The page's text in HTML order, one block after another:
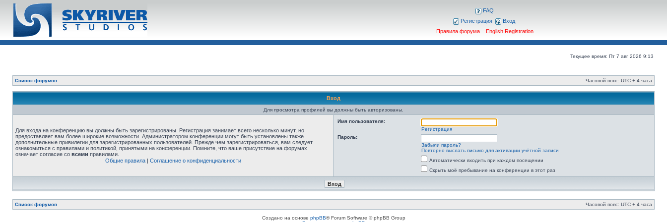
FAQ
Регистрация
Вход
Правила форума
English Registration
Текущее время: Пт 7 авг 2026 9:13
Список форумов Часовой пояс: UTC + 4 часа
Вход
Для просмотра профилей вы должны быть авторизованы.
Для входа на конференцию вы должны быть зарегистрированы. Регистрация занимает всего несколько минут, но
предоставляет вам более широкие возможности. Администратором конференции могут быть установлены также
дополнительные привилегии для зарегистрированных пользователей. Прежде чем зарегистрироваться, вам следует
ознакомиться с правилами и политикой, принятыми на конференции. Помните, что ваше присутствие на форумах
означает согласие со всеми правилами.
Общие правила| Соглашение о конфиденциальности
Имя пользователя:
Регистрация
Пароль:
Забыли пароль?
Повторно выслать письмо для активации учётной записи
Автоматически входить при каждом посещении
Скрыть моё пребывание на конференции в этот раз
Список форумов Часовой пояс: UTC + 4 часа
Создано на основе phpBB® Forum Software © phpBB Group